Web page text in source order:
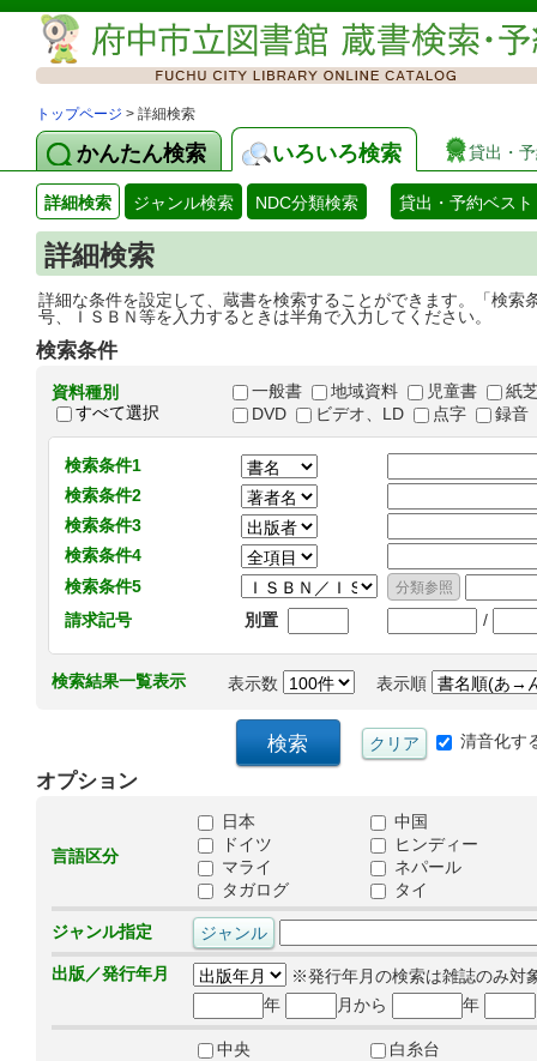
トップページ > 詳細検索
かんたん検索 いろいろ検索 貸出・
詳細検索 ジャンル検索 NDC分類検索 貸出・予約ベスト
詳細検索
詳細な条件を設定して、蔵書を検索することができます。「検
号、ＩＳＢＮ等を入力するときは半角で入力してください。
検索条件
資料種別
すべて選択
一般書 地域資料 児童書
紙
DVD
ビデオ、LD 点字 録音
検索条件1
検索条件2
検索条件3
検索条件4
検索条件5
請求記号
別置 /
検索結果一覧表示 表示数 表示順
清音化す
オプション
言語区分
日本
中国
ドイツ
ヒンディー
マライ
ネパール
タガログ
タイ
ジャンル指定
出版／発行年月
※発行年月の検索は雑誌のみ対
年
月から 年
中央
白糸台